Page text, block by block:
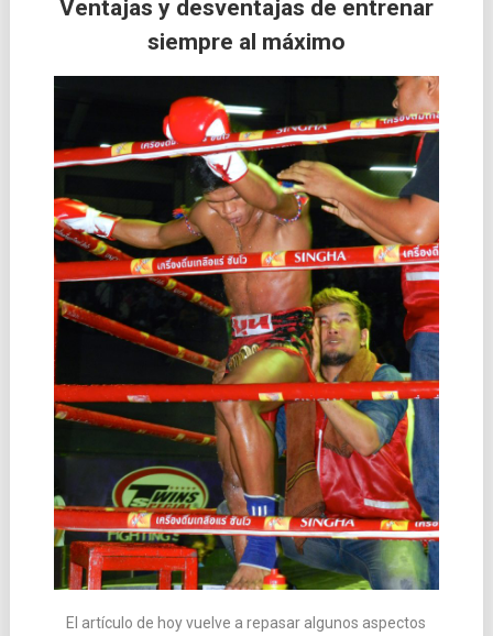
Ventajas y desventajas de entrenar
siempre al máximo
El artículo de hoy vuelve a repasar algunos aspectos